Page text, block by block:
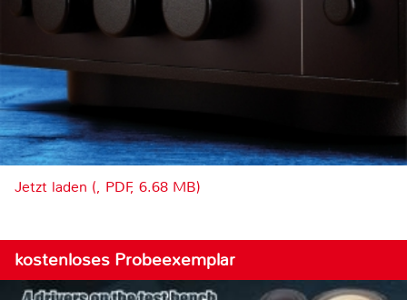
Jetzt laden (, PDF, 6.68 MB)
kostenloses Probeexemplar